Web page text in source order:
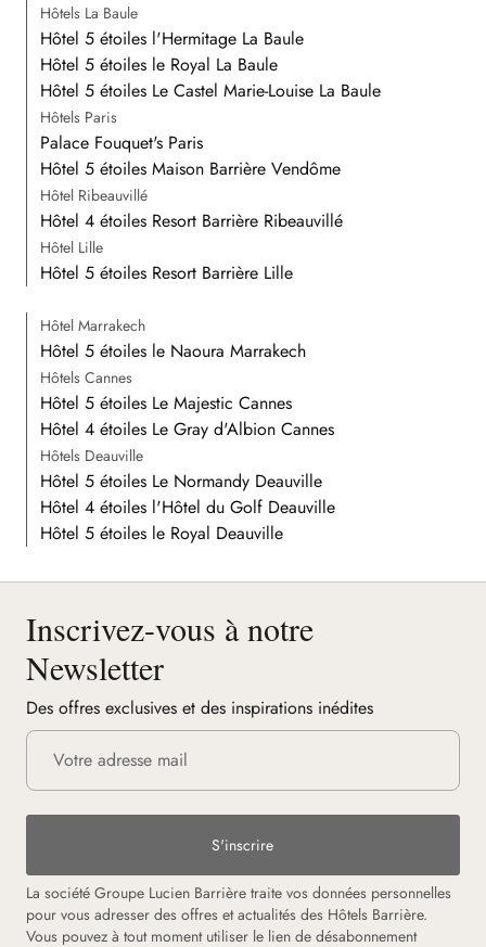
Hôtels La Baule
Hôtel 5 étoiles l'Hermitage La Baule
Hôtel 5 étoiles le Royal La Baule
Hôtel 5 étoiles Le Castel Marie-Louise La Baule
Hôtels Paris
Palace Fouquet's Paris
Hôtel 5 étoiles Maison Barrière Vendôme
Hôtel Ribeauvillé
Hôtel 4 étoiles Resort Barrière Ribeauvillé
Hôtel Lille
Hôtel 5 étoiles Resort Barrière Lille
Hôtel Marrakech
Hôtel 5 étoiles le Naoura Marrakech
Hôtels Cannes
Hôtel 5 étoiles Le Majestic Cannes
Hôtel 4 étoiles Le Gray d'Albion Cannes
Hôtels Deauville
Hôtel 5 étoiles Le Normandy Deauville
Hôtel 4 étoiles l'Hôtel du Golf Deauville
Hôtel 5 étoiles le Royal Deauville
Inscrivez-vous à notre
Newsletter
Des offres exclusives et des inspirations inédites
S'inscrire
La société Groupe Lucien Barrière traite vos données personnelles
pour vous adresser des offres et actualités des Hôtels Barrière.
Vous pouvez à tout moment utiliser le lien de désabonnement